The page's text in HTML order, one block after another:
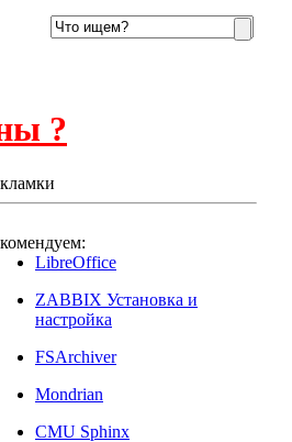
?
LibreOffice
ZABBIX Установка и
настройка
FSArchiver
Mondrian
CMU Sphinx